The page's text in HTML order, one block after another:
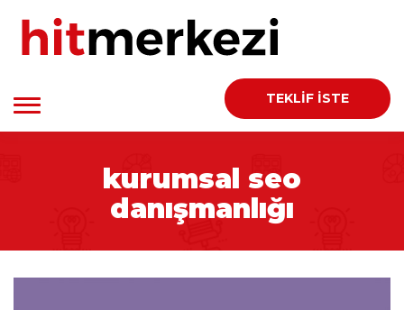
TEKLİF İSTE
kurumsal seo
danışmanlığı